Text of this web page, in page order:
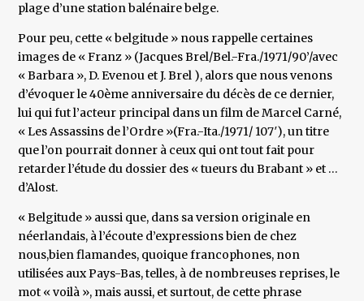
plage d’une station balénaire belge.
Pour peu, cette « belgitude » nous rappelle certaines
images de « Franz » (Jacques Brel/Bel.-Fra./1971/90’/avec
« Barbara », D. Evenou et J. Brel ), alors que nous venons
d’évoquer le 40ème anniversaire du décès de ce dernier,
lui qui fut l’acteur principal dans un film de Marcel Carné,
« Les Assassins de l’Ordre »(Fra.-Ita./1971/ 107′), un titre
que l’on pourrait donner à ceux qui ont tout fait pour
retarder l’étude du dossier des « tueurs du Brabant » et …
d’Alost.
« Belgitude » aussi que, dans sa version originale en
néerlandais, à l’écoute d’expressions bien de chez
nous,bien flamandes, quoique francophones, non
utilisées aux Pays-Bas, telles, à de nombreuses reprises, le
mot « voilà », mais aussi, et surtout, de cette phrase